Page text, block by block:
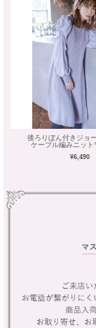
後ろりぼん付きジョ
ケーブル編みニット
¥6,490